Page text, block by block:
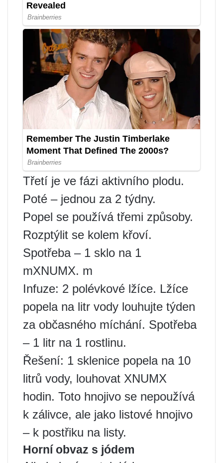
Třetí je ve fázi aktivního plodu.
Poté – jednou za 2 týdny.
Popel se používá třemi způsoby.
Rozptýlit se kolem křoví.
Spotřeba – 1 sklo na 1
mXNUMX. m
Infuze: 2 polévkové lžíce. Lžíce
popela na litr vody louhujte týden
za občasného míchání. Spotřeba
– 1 litr na 1 rostlinu.
Řešení: 1 sklenice popela na 10
litrů vody, louhovat XNUMX
hodin. Toto hnojivo se nepoužívá
k zálivce, ale jako listové hnojivo
– k postřiku na listy.
Horní obvaz s jódem